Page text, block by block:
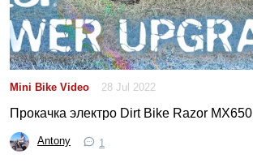
Mini Bike Video 28 Jul 2022
Прокачка электро Dirt Bike Razor MX650
Antony 1